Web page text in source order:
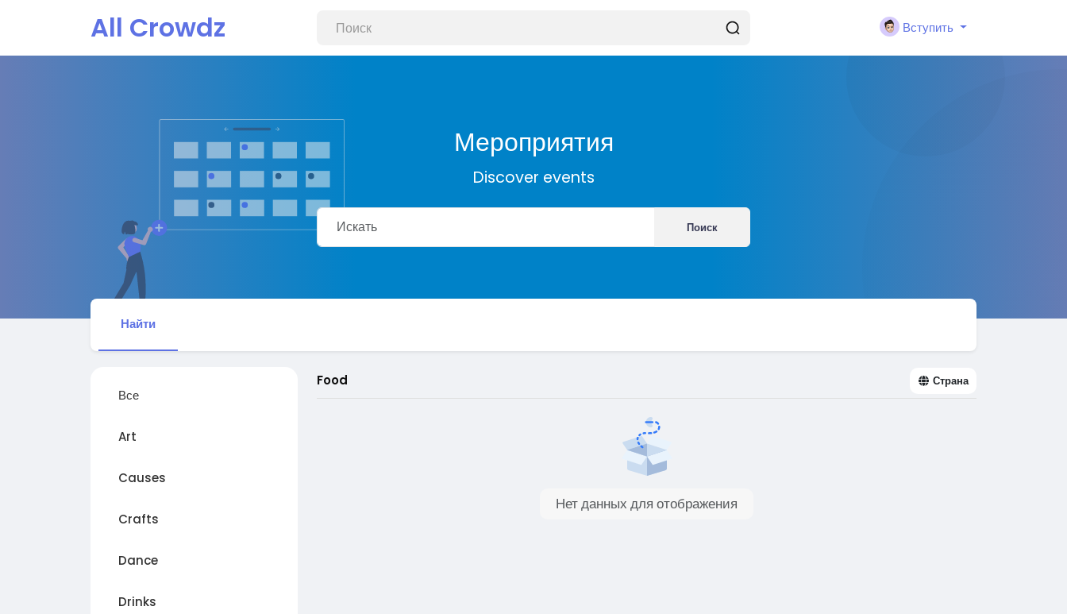
All Crowdz Вступить
Мероприятия
Discover events
Поиск
Найти
Все
Art
Causes
Crafts
Dance
Drinks
Food Страна
Нет данных для отображения